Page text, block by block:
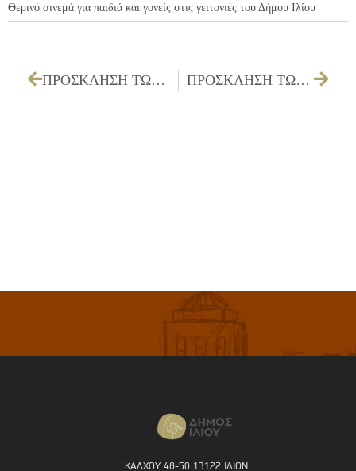
Θερινό σινεμά για παιδιά και γονείς στις γειτονιές του Δήμου Ιλίου
ΠΡΟΣΚΛΗΣΗ ΤΩΝ ΜΕΛΩΝ ΤΟΥ ΔΗΜΟΤΙΚΟΥ ΣΥΜΒΟΥΛΙΟΥ ΓΙΑ ΤΗΝ 27/03/2025 ΠΡΟΣΚΛΗΣΗ ΤΩΝ ΜΕΛΩΝ ΤΗΣ ΔΗΜΟΤΙΚΗΣ ΕΠΙΤΡΟΠΗΣ ΓΙΑ ΤΗΝ 26/03/2025
ΚΑΛΧΟΥ 48-50 13122 ΙΛΙΟΝ